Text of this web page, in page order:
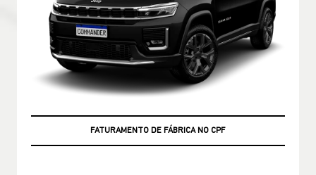
FATURAMENTO DE FÁBRICA NO CPF